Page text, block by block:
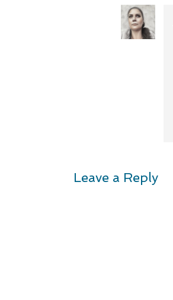
Leave a Reply